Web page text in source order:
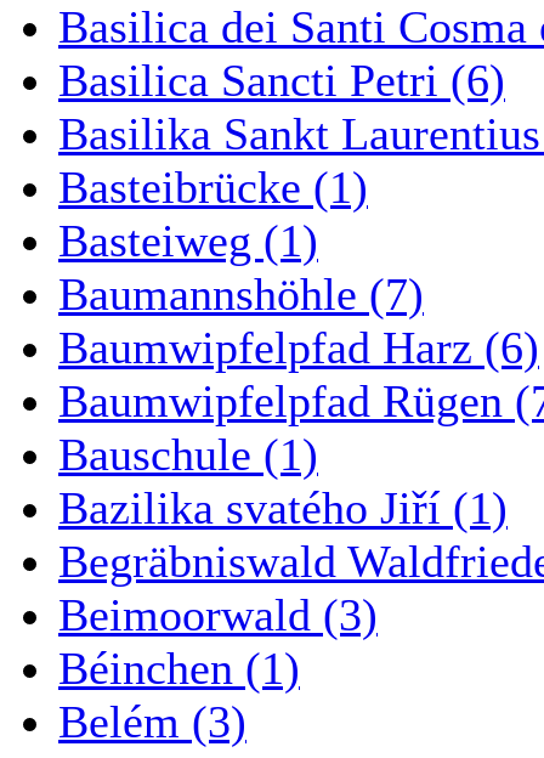
Basilica dei Santi
Basilica Sancti Petri (6)
Basilika Sankt
Basteibrücke (1)
Basteiweg (1)
Baumannshöhle (7)
Baumwipfelpfad Harz (6)
Baumwipfelpfad Rügen
Bauschule (1)
Bazilika svatého Jiří (1)
Begräbniswald
Beimoorwald (3)
Béinchen (1)
Belém (3)